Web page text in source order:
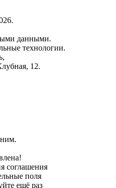
данными.
технологии.
12.
соглашения
поля
ещё раз